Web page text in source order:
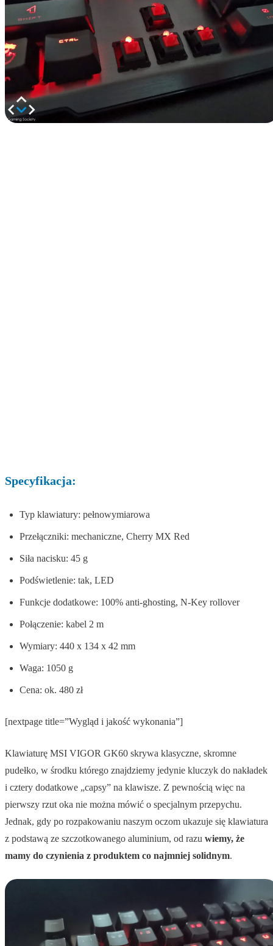
Specyfikacja:
Typ klawiatury: pełnowymiarowa
Przełączniki: mechaniczne, Cherry MX Red
Siła nacisku: 45 g
Podświetlenie: tak, LED
Funkcje dodatkowe: 100% anti-ghosting, N-Key rollover
Połączenie: kabel 2 m
Wymiary: 440 x 134 x 42 mm
Waga: 1050 g
Cena: ok. 480 zł
[nextpage title=”Wygląd i jakość wykonania”]
Klawiaturę MSI VIGOR GK60 skrywa klasyczne, skromne
pudełko, w środku którego znajdziemy jedynie kluczyk do nakładek
i cztery dodatkowe „capsy” na klawisze. Z pewnością więc na
pierwszy rzut oka nie można mówić o specjalnym przepychu.
Jednak, gdy po rozpakowaniu naszym oczom ukazuje się klawiatura
z podstawą ze szczotkowanego aluminium, od razu wiemy, że
mamy do czynienia z produktem co najmniej solidnym.